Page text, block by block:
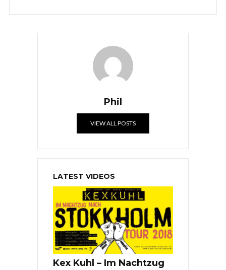
Phil
VIEW ALL POSTS
LATEST VIDEOS
Kex Kuhl – Im Nachtzug